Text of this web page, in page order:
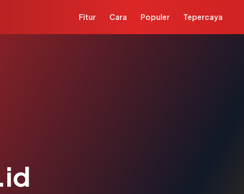
Fitur Cara Populer Tepercaya